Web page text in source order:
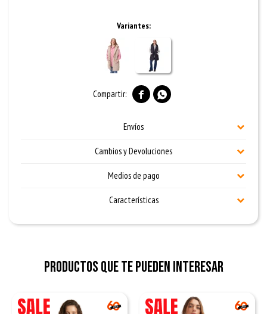
Variantes:
 
Envíos
Cambios y Devoluciones
Medios de pago
Características
Productos que te pueden interesar